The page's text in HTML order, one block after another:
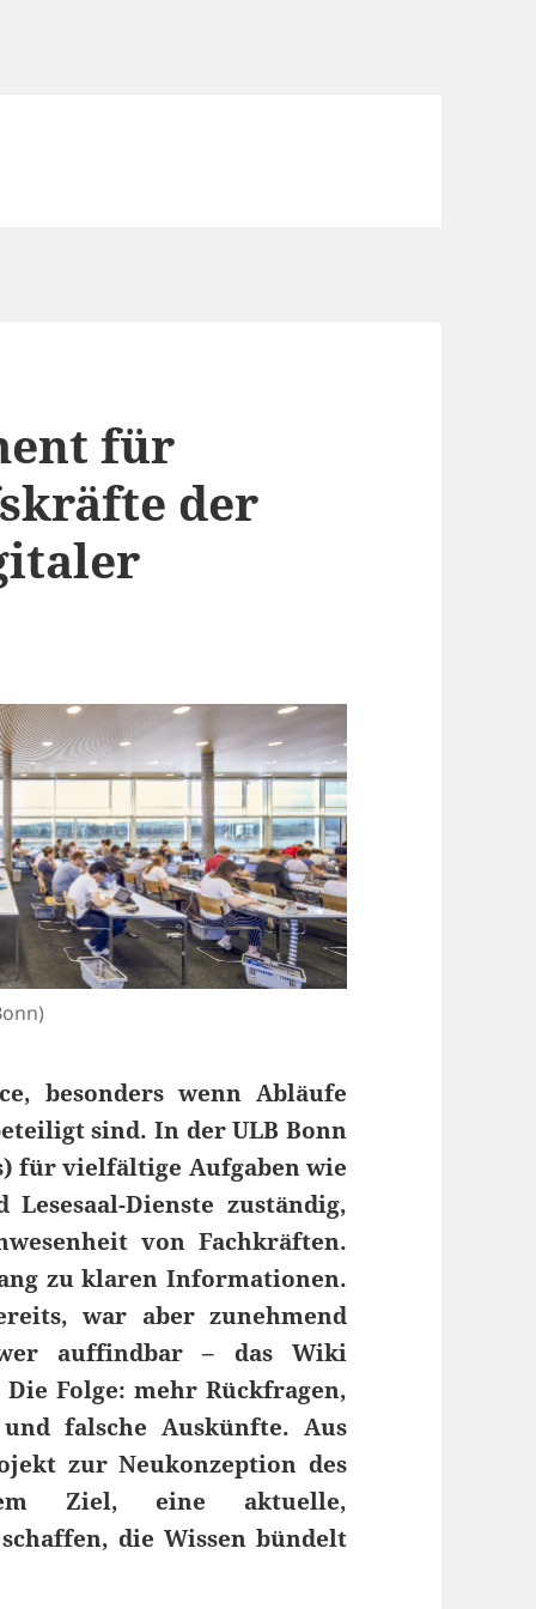
für
der
besonders wenn Abläufe
sind. In der ULB Bonn
für vielfältige Aufgaben wie
Dienste zuständig,
von Fachkräften.
zu klaren Informationen.
war aber zunehmend
auffindbar – das Wiki
Folge: mehr Rückfragen,
falsche Auskünfte. Aus
zur Neukonzeption des
Ziel, eine aktuelle,
die Wissen bündelt